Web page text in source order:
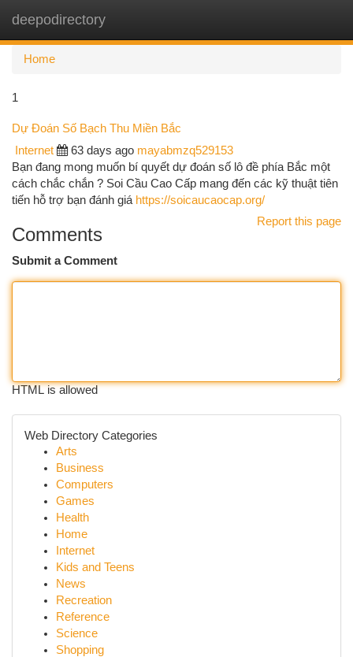
deepodirectory
Home
1
Dự Đoán Số Bạch Thu Miền Bắc
Internet 63 days ago mayabmzq529153
Bạn đang mong muốn bí quyết dự đoán số lô đề phía Bắc một
cách chắc chắn ? Soi Cầu Cao Cấp mang đến các kỹ thuật tiên
tiến hỗ trợ bạn đánh giá https://soicaucaocap.org/
Report this page
Comments
Submit a Comment
HTML is allowed
Web Directory Categories
Arts
Business
Computers
Games
Health
Home
Internet
Kids and Teens
News
Recreation
Reference
Science
Shopping